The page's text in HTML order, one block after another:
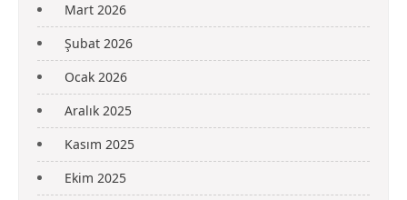
Mart 2026
Şubat 2026
Ocak 2026
Aralık 2025
Kasım 2025
Ekim 2025